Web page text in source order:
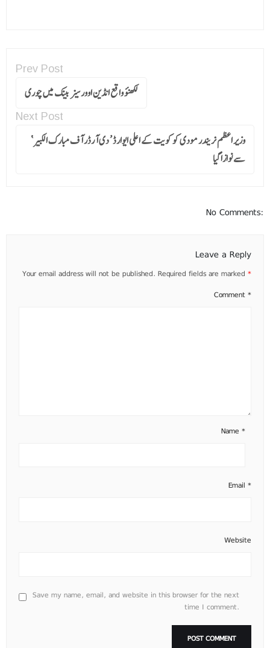
Prev Post
لکھنؤ واقع انڈین اوورسیز بینک میں چوری
Next Post
وزیر اعظم نریندر مودی کو کویت کے اعلی ایوارڈ ’ دی آرڈر آف مبارک الکبیر ‘
سے نوازا گیا
No Comments:
Leave a Reply
Your email address will not be published. Required fields are marked *
Comment *
Name *
Email *
Website
Save my name, email, and website in this browser for the next
time I comment.